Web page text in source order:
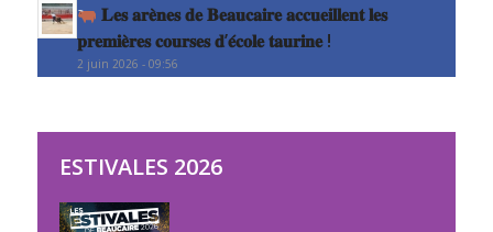
𝐋𝐞𝐬 𝐚𝐫𝐞̀𝐧𝐞𝐬 𝐝𝐞 𝐁𝐞𝐚𝐮𝐜𝐚𝐢𝐫𝐞 𝐚𝐜𝐜𝐮𝐞𝐢𝐥𝐥𝐞𝐧𝐭 𝐥𝐞𝐬
𝐩𝐫𝐞𝐦𝐢𝐞̀𝐫𝐞𝐬 𝐜𝐨𝐮𝐫𝐬𝐞𝐬 𝐝’𝐞́𝐜𝐨𝐥𝐞 𝐭𝐚𝐮𝐫𝐢𝐧𝐞 !
2 juin 2026 - 09:56
ESTIVALES 2026